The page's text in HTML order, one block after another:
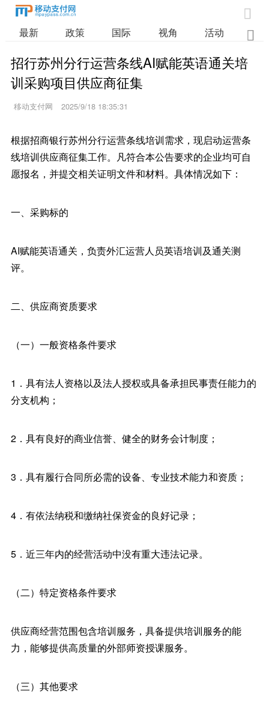

最新 政策 国际 视角 活动 业

招行苏州分行运营条线AI赋能英语通关培
训采购项目供应商征集
移动支付网 2025/9/18 18:35:31
根据招商银行苏州分行运营条线培训需求，现启动运营条
线培训供应商征集工作。凡符合本公告要求的企业均可自
愿报名，并提交相关证明文件和材料。具体情况如下：
一、采购标的
AI赋能英语通关，负责外汇运营人员英语培训及通关测
评。
二、供应商资质要求
（一）一般资格条件要求
1．具有法人资格以及法人授权或具备承担民事责任能力的
分支机构；
2．具有良好的商业信誉、健全的财务会计制度；
3．具有履行合同所必需的设备、专业技术能力和资质；
4．有依法纳税和缴纳社保资金的良好记录；
5．近三年内的经营活动中没有重大违法记录。
（二）特定资格条件要求
供应商经营范围包含培训服务，具备提供培训服务的能
力，能够提供高质量的外部师资授课服务。
（三）其他要求